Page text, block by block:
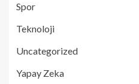
Spor
Teknoloji
Uncategorized
Yapay Zeka